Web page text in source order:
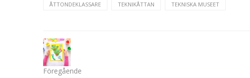
ÅTTONDEKLASSARE TEKNIKÅTTAN TEKNISKA MUSEET
Föregående